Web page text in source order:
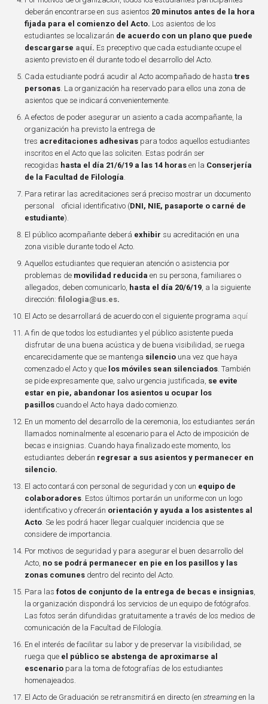
deberán encontrarse en sus asientos 20 minutos antes de la hora
fijada para el comienzo del Acto. Los asientos de los
estudiantes se localizarán de acuerdo con un plano que puede
descargarse aquí. Es preceptivo que cada estudiante ocupe el
asiento previsto en él durante todo el desarrollo del Acto.
Cada estudiante podrá acudir al Acto acompañado de hasta tres
personas. La organización ha reservado para ellos una zona de
asientos que se indicará convenientemente.
A efectos de poder asegurar un asiento a cada acompañante, la
organización ha previsto la entrega de
tres acreditaciones adhesivas para todos aquellos estudiantes
inscritos en el Acto que las soliciten. Estas podrán ser
recogidas hasta el día 21/6/19 a las 14 horas en la Conserjería
de la Facultad de Filología.
Para retirar las acreditaciones será preciso mostrar un documento
personal oficial identificativo (DNI, NIE, pasaporte o carné de
estudiante).
El público acompañante deberá exhibir su acreditación en una
zona visible durante todo el Acto.
Aquellos estudiantes que requieran atención o asistencia por
problemas de movilidad reducida en su persona, familiares o
allegados, deben comunicarlo, hasta el día 20/6/19, a la siguiente
dirección: filologia@us.es.
El Acto se desarrollará de acuerdo con el siguiente programa aquí
A fin de que todos los estudiantes y el público asistente pueda
disfrutar de una buena acústica y de buena visibilidad, se ruega
encarecidamente que se mantenga silencio una vez que haya
comenzado el Acto y que los móviles sean silenciados. También
se pide expresamente que, salvo urgencia justificada, se evite
estar en pie, abandonar los asientos u ocupar los
pasillos cuando el Acto haya dado comienzo.
En un momento del desarrollo de la ceremonia, los estudiantes serán
llamados nominalmente al escenario para el Acto de imposición de
becas e insignias. Cuando haya finalizado este momento, los
estudiantes deberán regresar a sus asientos y permanecer en
silencio.
El acto contará con personal de seguridad y con un equipo de
colaboradores. Estos últimos portarán un uniforme con un logo
identificativo y ofrecerán orientación y ayuda a los asistentes al
Acto. Se les podrá hacer llegar cualquier incidencia que se
considere de importancia.
Por motivos de seguridad y para asegurar el buen desarrollo del
Acto, no se podrá permanecer en pie en los pasillos y las
zonas comunes dentro del recinto del Acto.
Para las fotos de conjunto de la entrega de becas e insignias,
la organización dispondrá los servicios de un equipo de fotógrafos.
Las fotos serán difundidas gratuitamente a través de los medios de
comunicación de la Facultad de Filología.
En el interés de facilitar su labor y de preservar la visibilidad, se
ruega que el público se abstenga de aproximarse al
escenario para la toma de fotografías de los estudiantes
homenajeados.
El Acto de Graduación se retransmitirá en directo (en streaming en la